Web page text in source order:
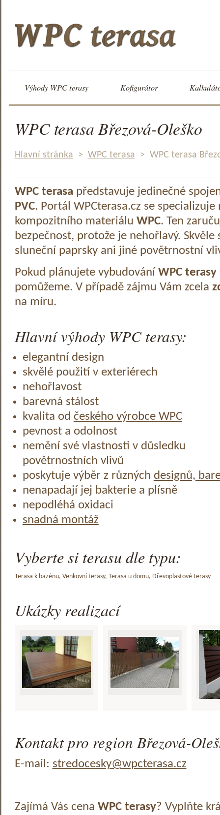
Výhody WPC terasy Kofigurátor
WPC terasa Březová-Oleško
Hlavní stránka > WPC terasa > WPC terasa
WPC terasa představuje jedinečné
PVC. Portál WPCterasa.cz se specializuje
kompozitního materiálu WPC. Ten
bezpečnost, protože je nehořlavý.
sluneční paprsky ani jiné povětrnostní
Pokud plánujete vybudování WPC terasy
pomůžeme. V případě zájmu Vám zcela
na míru.
Hlavní výhody WPC terasy:
elegantní design
skvělé použití v exteriérech
nehořlavost
barevná stálost
kvalita od českého výrobce WPC
pevnost a odolnost
nemění své vlastnosti v důsledku
povětrnostních vlivů
poskytuje výběr z různých designů,
nenapadají jej bakterie a plísně
nepodléhá oxidaci
snadná montáž
Vyberte si terasu dle typu:
Terasa k bazénu, Venkovní terasy, Terasa u domu, Dřevoplastové terasy
Ukázky realizací
Kontakt pro region Březová-
E-mail: stredocesky@wpcterasa.cz
Zajímá Vás cena WPC terasy? Vyplňte